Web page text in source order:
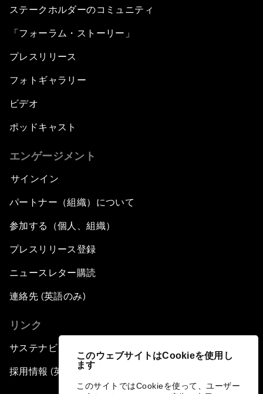
このウェブサイトはCookieを使用し
ます
このサイトではCookieを使って、ユーザー
ステークホルダーのコミュニティ
「フォーラム・ストーリー」
プレスリリース
フォトギャラリー
ビデオ
ポッドキャスト
エンゲージメント
サインイン
パートナー（組織）について
参加する（個人、組織）
プレスリリース登録
ニュースレター購読
連絡先 (英語のみ)
リンク
サステナビリティへの取り組み
採用情報 (英語のみ)